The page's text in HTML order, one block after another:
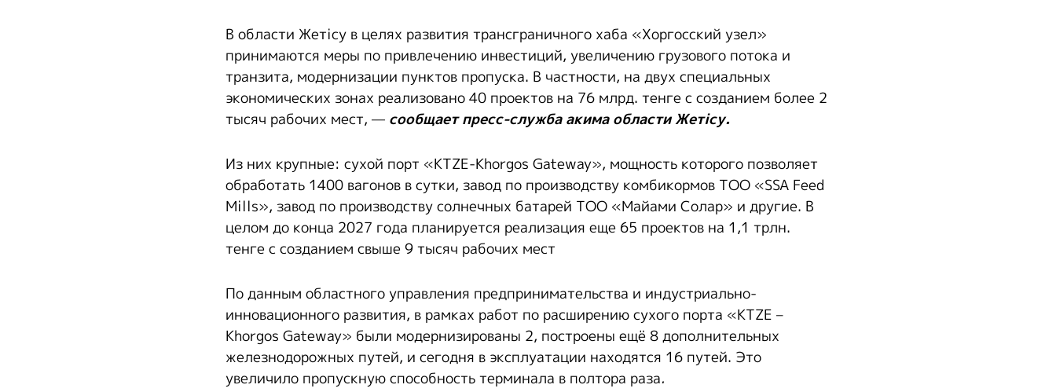
В области Жетісу в целях развития трансграничного хаба «Хоргосский узел»
принимаются меры по привлечению инвестиций, увеличению грузового потока и
транзита, модернизации пунктов пропуска. В частности, на двух специальных
экономических зонах реализовано 40 проектов на 76 млрд. тенге с созданием более 2
тысяч рабочих мест, — сообщает пресс-служба акима области Жетісу.
Из них крупные: сухой порт «KTZE-Khorgos Gateway», мощность которого позволяет
обработать 1400 вагонов в сутки, завод по производству комбикормов ТОО «SSA Feed
Mills», завод по производству солнечных батарей ТОО «Майами Солар» и другие. В
целом до конца 2027 года планируется реализация еще 65 проектов на 1,1 трлн.
тенге с созданием свыше 9 тысяч рабочих мест
По данным областного управления предпринимательства и индустриально-
инновационного развития, в рамках работ по расширению сухого порта «KTZE –
Khorgos Gateway» были модернизированы 2, построены ещё 8 дополнительных
железнодорожных путей, и сегодня в эксплуатации находятся 16 путей. Это
увеличило пропускную способность терминала в полтора раза.